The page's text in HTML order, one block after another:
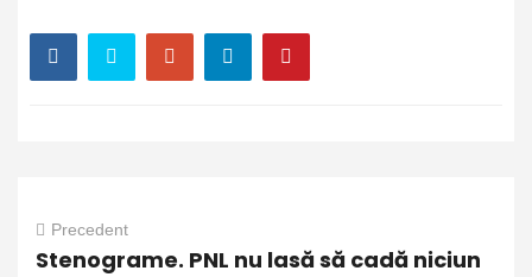
Precedent
Stenograme. PNL nu lasă să cadă niciun